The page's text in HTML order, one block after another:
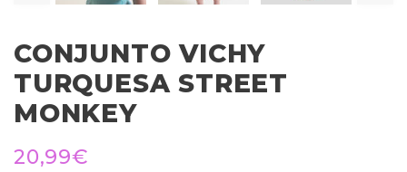
CONJUNTO VICHY
TURQUESA STREET
MONKEY
20,99€